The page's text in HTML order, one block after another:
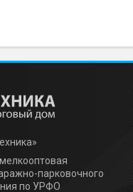
парковочного
по УРФО